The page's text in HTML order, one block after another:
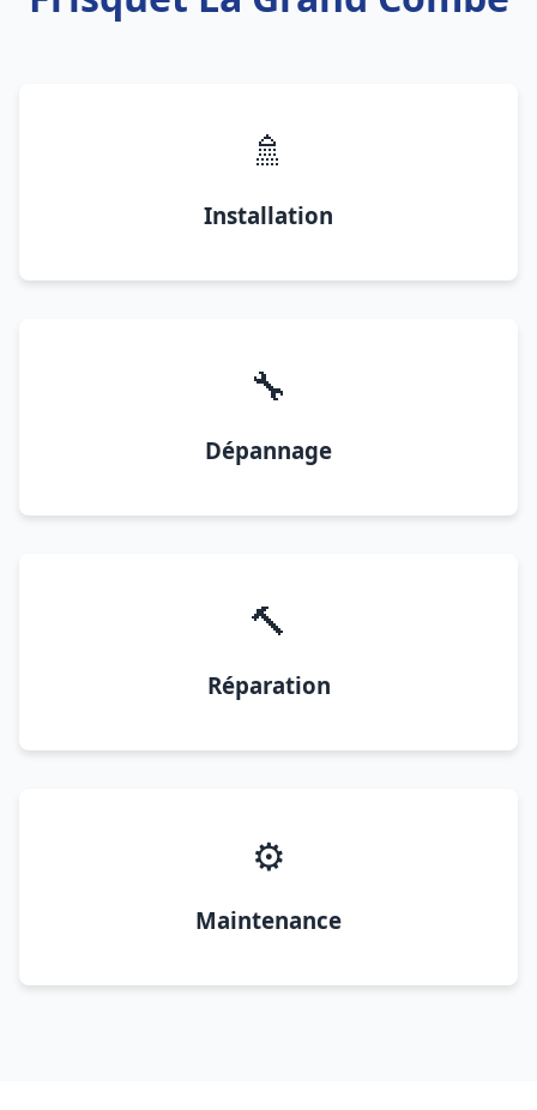
🚿
Installation
🔧
Dépannage
🔨
Réparation
⚙️
Maintenance